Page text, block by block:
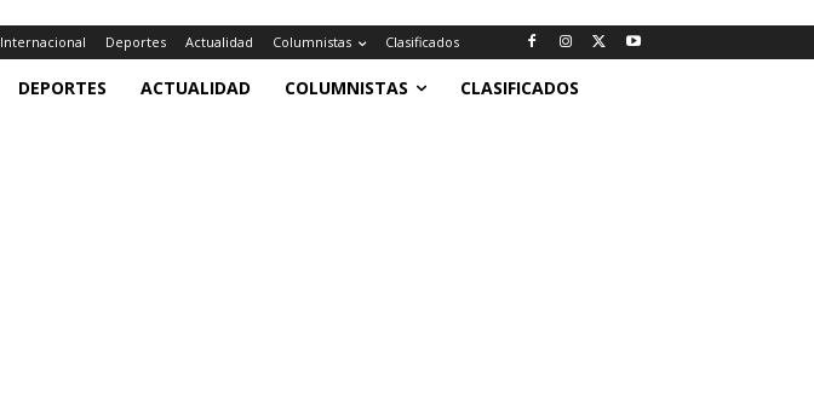
Internacional Deportes Actualidad Columnistas Clasificados
DEPORTES ACTUALIDAD COLUMNISTAS CLASIFICADOS